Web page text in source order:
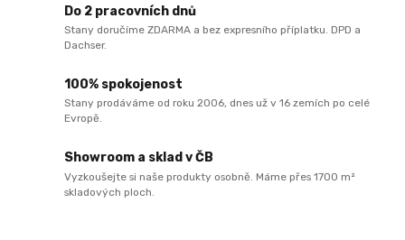
Do 2 pracovních dnů
Stany doručíme ZDARMA a bez expresního příplatku. DPD a
Dachser.
100% spokojenost
Stany prodáváme od roku 2006, dnes už v 16 zemích po celé
Evropě.
Showroom a sklad v ČB
Vyzkoušejte si naše produkty osobně. Máme přes 1700 m²
skladových ploch.